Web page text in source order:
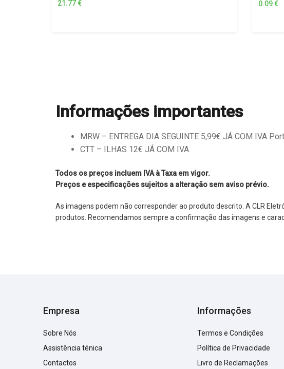
21.77€ 0.09€
Informações importantes
MRW – ENTREGA DIA SEGUINTE 5,99€ JÁ COM IVA
CTT – ILHAS 12€ JÁ COM IVA
Todos os preços incluem IVA à Taxa em vigor.
Preços e especificações sujeitos a alteração sem aviso prévio.
As imagens podem não corresponder ao produto descrito. A CLR
produtos. Recomendamos sempre a confirmação das imagens e
Empresa
Sobre Nós
Assistência ténica
Contactos
Informações
Termos e Condições
Política de Privacidade
Livro de Reclamações